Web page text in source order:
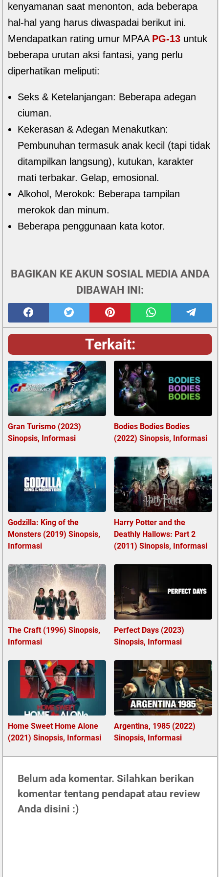
kenyamanan saat menonton, ada beberapa
hal-hal yang harus diwaspadai berikut ini.
Mendapatkan rating umur MPAA PG-13 untuk
beberapa urutan aksi fantasi, yang perlu
diperhatikan meliputi:
Seks & Ketelanjangan: Beberapa adegan
ciuman.
Kekerasan & Adegan Menakutkan:
Pembunuhan termasuk anak kecil (tapi tidak
ditampilkan langsung), kutukan, karakter
mati terbakar. Gelap, emosional.
Alkohol, Merokok: Beberapa tampilan
merokok dan minum.
Beberapa penggunaan kata kotor.
BAGIKAN KE AKUN SOSIAL MEDIA ANDA
DIBAWAH INI:
Terkait:
Gran Turismo (2023)
Sinopsis, Informasi
Bodies Bodies Bodies
(2022) Sinopsis, Informasi
Godzilla: King of the
Monsters (2019) Sinopsis,
Informasi
Harry Potter and the
Deathly Hallows: Part 2
(2011) Sinopsis, Informasi
The Craft (1996) Sinopsis,
Informasi
Perfect Days (2023)
Sinopsis, Informasi
Home Sweet Home Alone
(2021) Sinopsis, Informasi
Argentina, 1985 (2022)
Sinopsis, Informasi
Belum ada komentar. Silahkan berikan
komentar tentang pendapat atau review
Anda disini :)